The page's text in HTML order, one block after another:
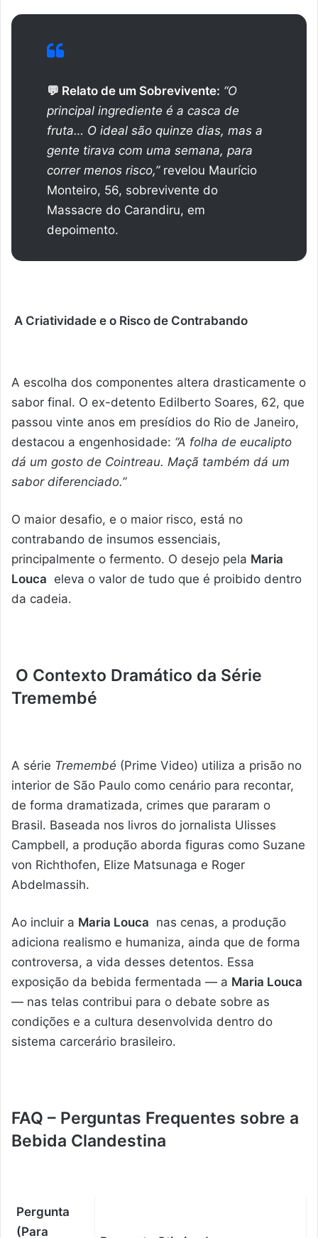
💬 Relato de um Sobrevivente: “O
principal ingrediente é a casca de
fruta… O ideal são quinze dias, mas a
gente tirava com uma semana, para
correr menos risco,”revelou Maurício
Monteiro, 56, sobrevivente do
Massacre do Carandiru, em
depoimento.
A Criatividade e o Risco de Contrabando
A escolha dos componentes altera drasticamente o
sabor final. O ex-detento Edilberto Soares, 62, que
passou vinte anos em presídios do Rio de Janeiro,
destacou a engenhosidade: “A folha de eucalipto
dá um gosto de Cointreau. Maçã também dá um
sabor diferenciado.”
O maior desafio, e o maior risco, está no
contrabando de insumos essenciais,
principalmente o fermento. O desejo pela Maria
Louca eleva o valor de tudo que é proibido dentro
da cadeia.
O Contexto Dramático da Série
Tremembé
A série Tremembé (Prime Video) utiliza a prisão no
interior de São Paulo como cenário para recontar,
de forma dramatizada, crimes que pararam o
Brasil. Baseada nos livros do jornalista Ulisses
Campbell, a produção aborda figuras como Suzane
von Richthofen, Elize Matsunaga e Roger
Abdelmassih.
Ao incluir a Maria Louca nas cenas, a produção
adiciona realismo e humaniza, ainda que de forma
controversa, a vida desses detentos. Essa
exposição da bebida fermentada — a Maria Louca
— nas telas contribui para o debate sobre as
condições e a cultura desenvolvida dentro do
sistema carcerário brasileiro.
FAQ – Perguntas Frequentes sobre a
Bebida Clandestina
Pergunta
(Para